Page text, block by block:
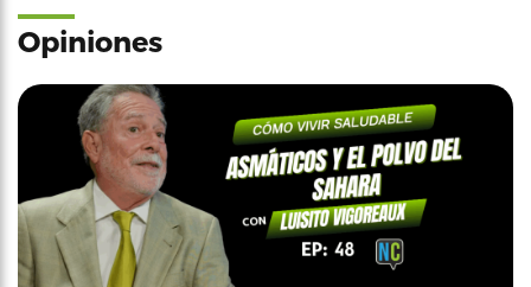
Opiniones